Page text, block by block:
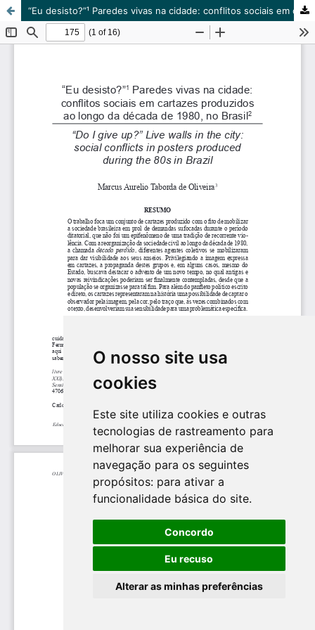
O nosso site usa
cookies
Este site utiliza cookies e outras
tecnologias de rastreamento para
melhorar sua experiência de
navegação para os seguintes
propósitos: para ativar a
funcionalidade básica do site.
Concordo
Eu recuso
Alterar as minhas preferências
“Eu desisto?”¹ Paredes vivas na cidade: conflitos sociais em cartazes produzidos ao longo da década de 1980, no Brasil²